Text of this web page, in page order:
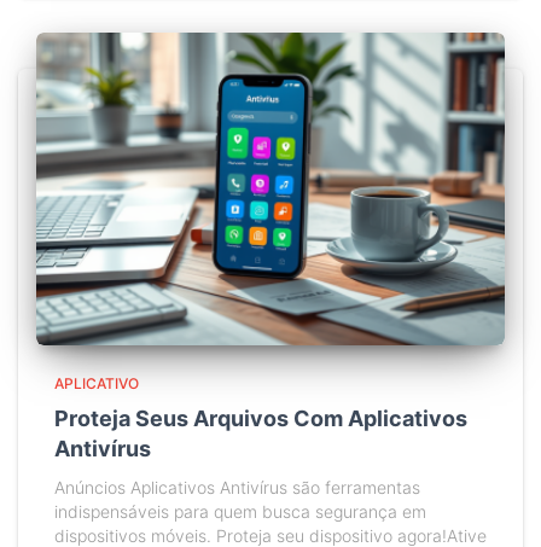
APLICATIVO
Proteja Seus Arquivos Com Aplicativos
Antivírus
Anúncios Aplicativos Antivírus são ferramentas
indispensáveis para quem busca segurança em
dispositivos móveis. Proteja seu dispositivo agora!Ative